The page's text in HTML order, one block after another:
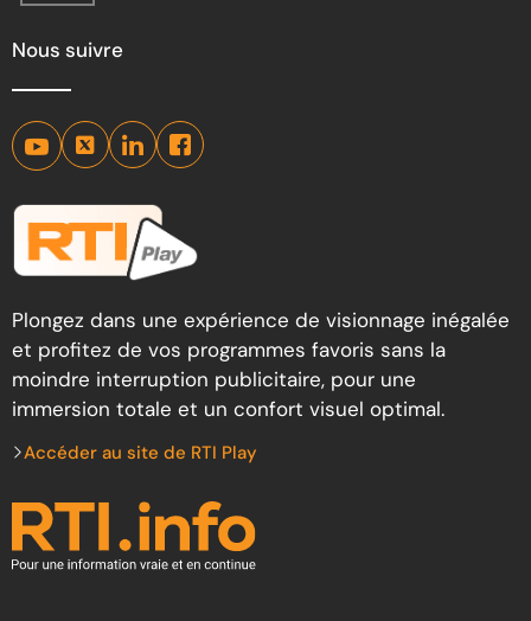
Nous suivre
Plongez dans une expérience de visionnage inégalée
et profitez de vos programmes favoris sans la
moindre interruption publicitaire, pour une
immersion totale et un confort visuel optimal.
Accéder au site de RTI Play